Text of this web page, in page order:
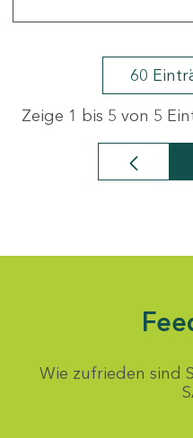
60
Zeige 1 bis 5 von 5
Wie zufrieden sind